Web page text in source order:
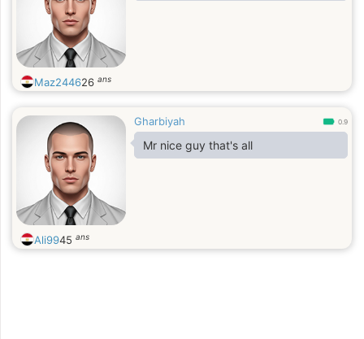
Maz244626 ans
Gharbiyah 0.9
Mr nice guy that's all
Ali9945 ans